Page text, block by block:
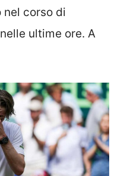
nel corso di
ultime ore. A